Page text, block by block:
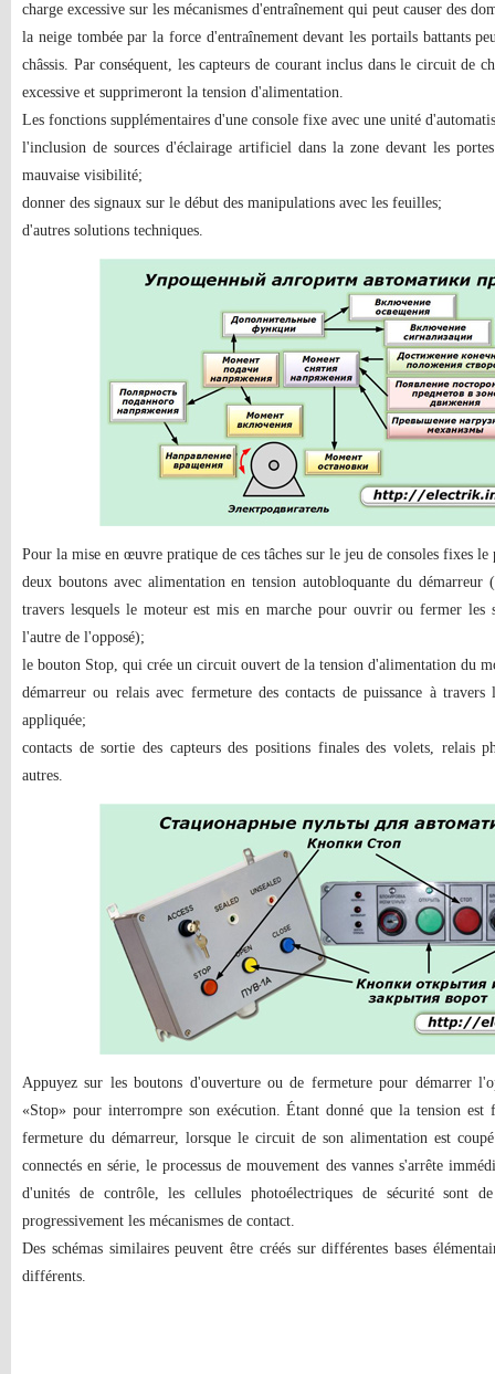
charge excessive sur les mécanismes d'entraînement qui peut causer des
la neige tombée par la force d'entraînement devant les portails battants
châssis. Par conséquent, les capteurs de courant inclus dans le circuit de
excessive et supprimeront la tension d'alimentation.
Les fonctions supplémentaires d'une console fixe avec une unité
l'inclusion de sources d'éclairage artificiel dans la zone devant les
mauvaise visibilité;
donner des signaux sur le début des manipulations avec les feuilles;
d'autres solutions techniques.
Pour la mise en œuvre pratique de ces tâches sur le jeu de consoles fixes le
deux boutons avec alimentation en tension autobloquante du démarreur
travers lesquels le moteur est mis en marche pour ouvrir ou fermer les
l'autre de l'opposé);
le bouton Stop, qui crée un circuit ouvert de la tension d'alimentation du
démarreur ou relais avec fermeture des contacts de puissance à
appliquée;
contacts de sortie des capteurs des positions finales des volets, relais
autres.
Appuyez sur les boutons d'ouverture ou de fermeture pour démarrer
«Stop» pour interrompre son exécution. Étant donné que la tension
fermeture du démarreur, lorsque le circuit de son alimentation est
connectés en série, le processus de mouvement des vannes s'arrête
d'unités de contrôle, les cellules photoélectriques de sécurité sont
progressivement les mécanismes de contact.
Des schémas similaires peuvent être créés sur différentes bases
différents.